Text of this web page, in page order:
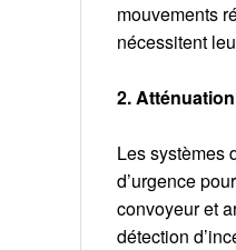
mouvements
nécessitent
2.
Les systèmes
d’urgence
convoyeur et
détection